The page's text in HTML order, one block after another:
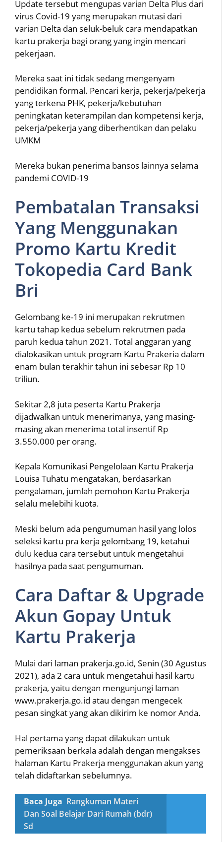
Update tersebut mengupas varian Delta Plus dari
virus Covid-19 yang merupakan mutasi dari
varian Delta dan seluk-beluk cara mendapatkan
kartu prakerja bagi orang yang ingin mencari
pekerjaan.
Mereka saat ini tidak sedang mengenyam
pendidikan formal. Pencari kerja, pekerja/pekerja
yang terkena PHK, pekerja/kebutuhan
peningkatan keterampilan dan kompetensi kerja,
pekerja/pekerja yang diberhentikan dan pelaku
UMKM
Mereka bukan penerima bansos lainnya selama
pandemi COVID-19
Pembatalan Transaksi
Yang Menggunakan
Promo Kartu Kredit
Tokopedia Card Bank
Bri
Gelombang ke-19 ini merupakan rekrutmen
kartu tahap kedua sebelum rekrutmen pada
paruh kedua tahun 2021. Total anggaran yang
dialokasikan untuk program Kartu Prakeria dalam
enam bulan terakhir tahun ini sebesar Rp 10
triliun.
Sekitar 2,8 juta peserta Kartu Prakerja
dijadwalkan untuk menerimanya, yang masing-
masing akan menerima total insentif Rp
3.550.000 per orang.
Kepala Komunikasi Pengelolaan Kartu Prakerja
Louisa Tuhatu mengatakan, berdasarkan
pengalaman, jumlah pemohon Kartu Prakerja
selalu melebihi kuota.
Meski belum ada pengumuman hasil yang lolos
seleksi kartu pra kerja gelombang 19, ketahui
dulu kedua cara tersebut untuk mengetahui
hasilnya pada saat pengumuman.
Cara Daftar & Upgrade
Akun Gopay Untuk
Kartu Prakerja
Mulai dari laman prakerja.go.id, Senin (30 Agustus
2021), ada 2 cara untuk mengetahui hasil kartu
prakerja, yaitu dengan mengunjungi laman
www.prakerja.go.id atau dengan mengecek
pesan singkat yang akan dikirim ke nomor Anda.
Hal pertama yang dapat dilakukan untuk
pemeriksaan berkala adalah dengan mengakses
halaman Kartu Prakerja menggunakan akun yang
telah didaftarkan sebelumnya.
Baca Juga Rangkuman Materi
Dan Soal Belajar Dari Rumah (bdr)
Sd